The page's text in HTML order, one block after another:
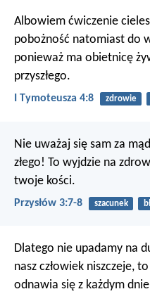
Albowiem ćwiczenie
pobożność natomiast do
ponieważ ma obietnicę
przyszłego.
I Tymoteusza 4:8 zdrowie
Nie uważaj się sam za
złego! To wyjdzie na
twoje kości.
Przysłów 3:7-8 szacunek
Dlatego nie upadamy na
nasz człowiek niszczeje,
odnawia się z każdym